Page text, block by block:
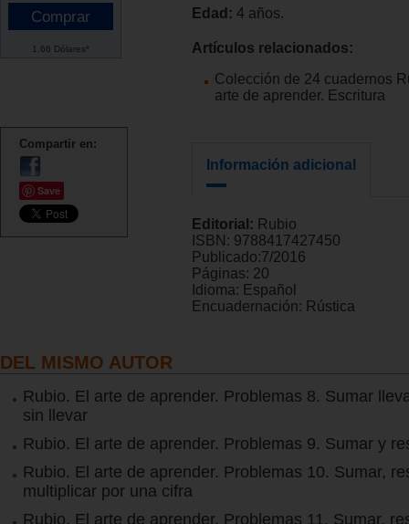
1.66 Dólares*
Compartir en:
Save
Edad: 4 años.
Artículos relacionados:
Colección de 24 cuadernos
arte de aprender. Escritura
Información adicional
Editorial: Rubio
ISBN: 9788417427450
Publicado:7/2016
Páginas: 20
Idioma: Español
Encuadernación: Rústica
DEL MISMO AUTOR
Rubio. El arte de aprender. Problemas 8. Sumar
sin llevar
Rubio. El arte de aprender. Problemas 9. Sumar y
Rubio. El arte de aprender. Problemas 10. Sumar,
multiplicar por una cifra
Rubio. El arte de aprender. Problemas 11. Sumar,